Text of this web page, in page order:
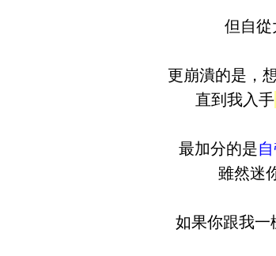
但自從
更崩潰的是，
直到我入手
最加分的是
雖然迷
如果你跟我一